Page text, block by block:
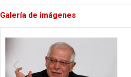
Galería de imágenes